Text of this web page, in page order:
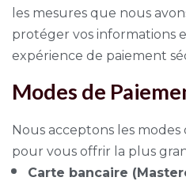
les mesures que nous
protéger vos informations
expérience de paiement
Modes de
Nous acceptons les
pour vous offrir la plus
Carte bancaire